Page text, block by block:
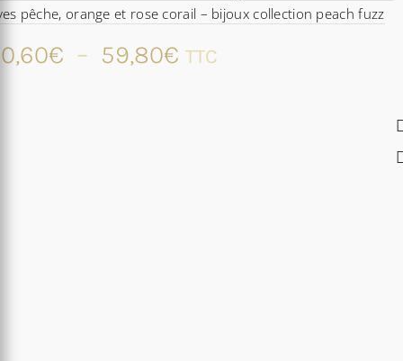
pêche, orange et rose corail – bijoux collection peach fuzz
€ – 59,80€ Plage
TTC